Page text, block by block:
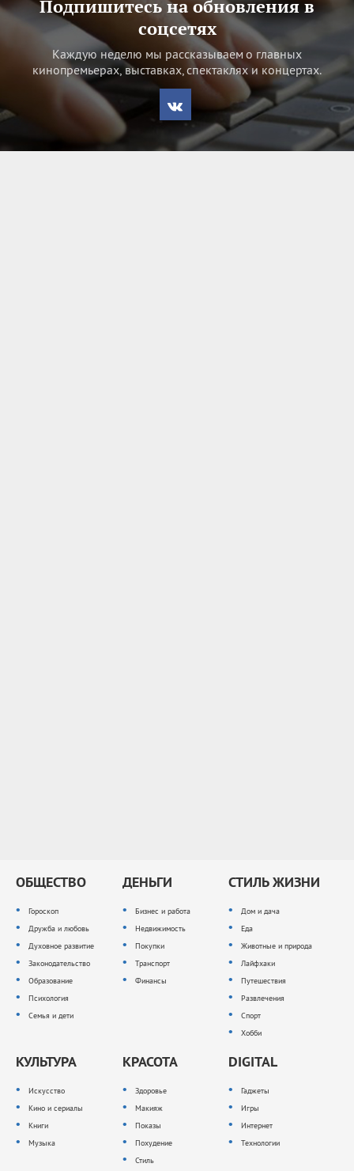
Подпишитесь на обновления в
соцсетях
Каждую неделю мы рассказываем о главных
кинопремьерах, выставках, спектаклях и концертах.
ОБЩЕСТВО
Гороскоп
Дружба и любовь
Духовное развитие
Законодательство
Образование
Психология
Семья и дети
ДЕНЬГИ
Бизнес и работа
Недвижимость
Покупки
Транспорт
Финансы
СТИЛЬ ЖИЗНИ
Дом и дача
Еда
Животные и природа
Лайфхаки
Путешествия
Развлечения
Спорт
Хобби
КУЛЬТУРА
Искусство
Кино и сериалы
Книги
Музыка
КРАСОТА
Здоровье
Макияж
Показы
Похудение
Стиль
DIGITAL
Гаджеты
Игры
Интернет
Технологии